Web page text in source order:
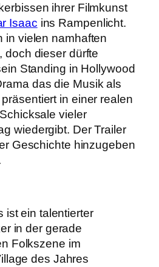
ihrer Filmkunst
Isaac ins Rampenlicht.
in vielen namhaften
doch dieser dürfte
Standing in Hollywood
das die Musik als
in einer realen
vieler
wiedergibt. Der Trailer
Geschichte hinzugeben
ist ein talentierter
in der gerade
Folkszene im
des Jahres